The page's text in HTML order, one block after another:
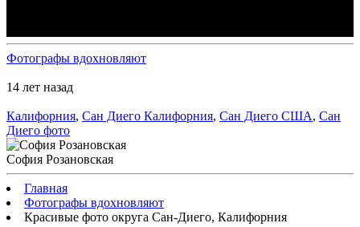
Фотографы вдохновляют
14 лет назад
Калифорния, Сан Диего Калифорния, Сан Диего США, Сан
Диего фото
София Розановская
Главная
Фотографы вдохновляют
Красивые фото округа Сан-Диего, Калифорния